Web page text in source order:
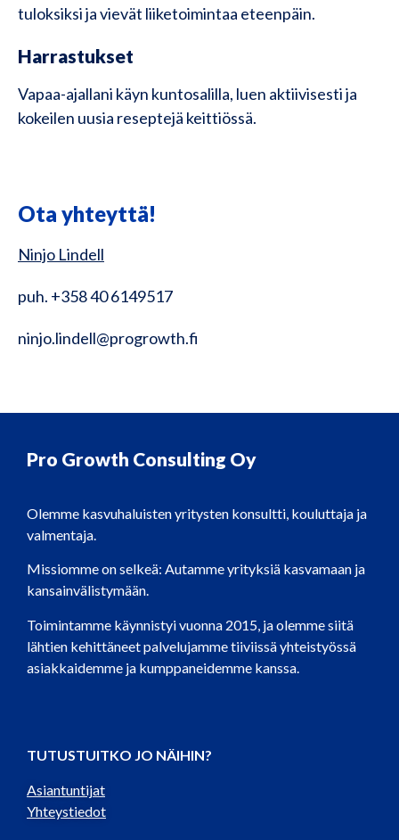
tuloksiksi ja vievät liiketoimintaa eteenpäin.
Harrastukset
Vapaa-ajallani käyn kuntosalilla, luen aktiivisesti ja
kokeilen uusia reseptejä keittiössä.
Ota yhteyttä!
Ninjo Lindell
puh. +358 40 6149517
ninjo.lindell@progrowth.fi
Pro Growth Consulting Oy
Olemme kasvuhaluisten yritysten konsultti, kouluttaja ja
valmentaja.
Missiomme on selkeä: Autamme yrityksiä kasvamaan ja
kansainvälistymään.
Toimintamme käynnistyi vuonna 2015, ja olemme siitä
lähtien kehittäneet palvelujamme tiiviissä yhteistyössä
asiakkaidemme ja kumppaneidemme kanssa.
TUTUSTUITKO JO NÄIHIN?
Asiantuntijat
Yhteystiedot